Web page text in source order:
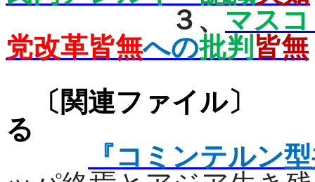
３、 マス
党改革皆無への批判 皆無
〔関連ファ
る
『コミンテルン